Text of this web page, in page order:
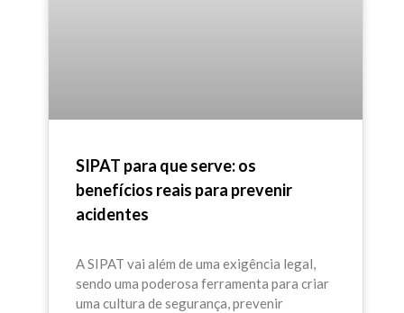
SIPAT para que serve: os
benefícios reais para prevenir
acidentes
A SIPAT vai além de uma exigência legal,
sendo uma poderosa ferramenta para criar
uma cultura de segurança, prevenir